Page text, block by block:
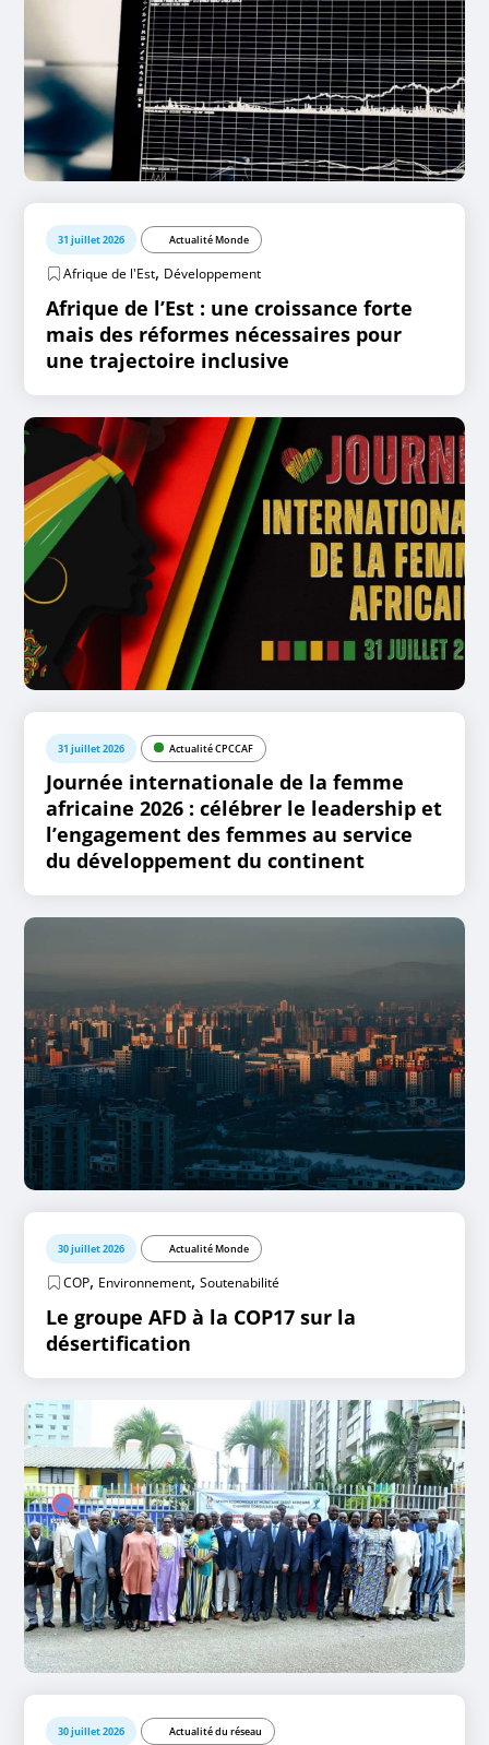
31 juillet 2026 Actualité Monde
Afrique de l'Est, Développement
Afrique de l’Est : une croissance forte
mais des réformes nécessaires pour
une trajectoire inclusive
31 juillet 2026 Actualité CPCCAF
Journée internationale de la femme
africaine 2026 : célébrer le leadership et
l’engagement des femmes au service
du développement du continent
30 juillet 2026 Actualité Monde
COP, Environnement,Soutenabilité
Le groupe AFD à la COP17 sur la
désertification
30 juillet 2026 Actualité du réseau